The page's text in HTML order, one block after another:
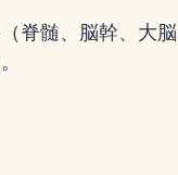
脊髄、脳幹、大脳